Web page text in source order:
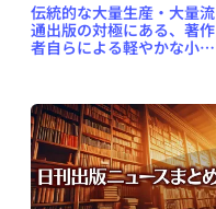
伝統的な大量生産・大量流
通出版の対極にある、著作
者自らによる軽やかな小商